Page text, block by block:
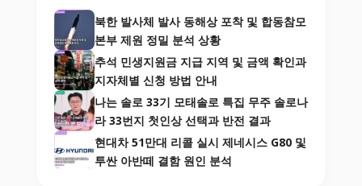
북한 발사체 발사 동해상 포착 및 합동참모
본부 제원 정밀 분석 상황
추석 민생지원금 지급 지역 및 금액 확인과
지자체별 신청 방법 안내
나는 솔로 33기 모태솔로 특집 무주 솔로나
라 33번지 첫인상 선택과 반전 결과
현대차 51만대 리콜 실시 제네시스 G80 및
투싼 아반떼 결함 원인 분석